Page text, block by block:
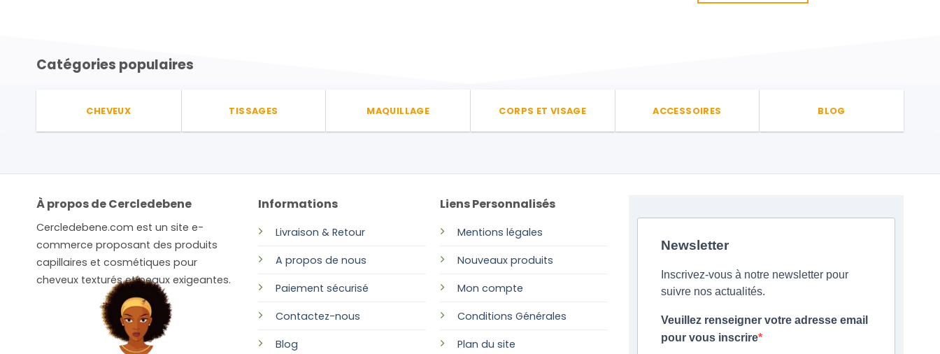
variations.
la
du
produit
Catégories populaires
CHEVEUX TISSAGES MAQUILLAGE CORPS ET VISAGE ACCESSOIRES BLOG
À propos de Cercledebene
Cercledebene.com est un site e-
commerce proposant des produits
capillaires et cosmétiques pour
cheveux texturés et peaux exigeantes.
Informations
Livraison & Retour
A propos de nous
Paiement sécurisé
Contactez-nous
Blog
Liens Personnalisés
Mentions légales
Nouveaux produits
Mon compte
Conditions Générales
Plan du site
Newsletter
Inscrivez-vous à notre newsletter pour
suivre nos actualités.
Veuillez renseigner votre adresse email
pour vous inscrire